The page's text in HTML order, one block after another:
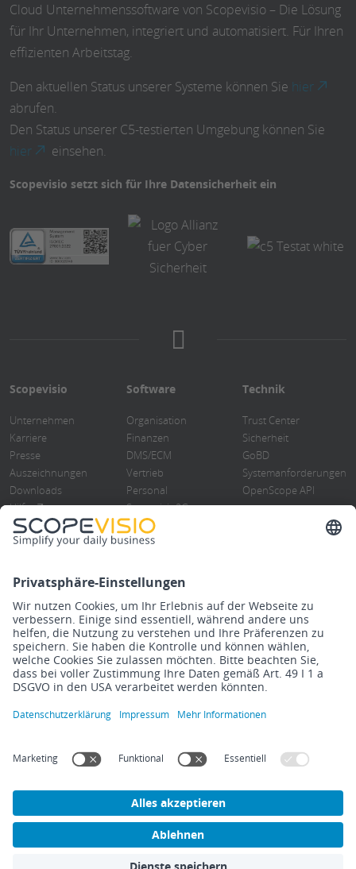
Cloud Unternehmenssoftware von Scopevisio – Die Lösung
für Ihr Unternehmen, integriert und automatisiert. Für Ihren
effizienten Arbeitstag.
Den aktuellen Status unserer Systeme können Sie hier
abrufen.
Den Status unserer C5-testierten Umgebung können Sie
hier
einsehen.
Scopevisio setzt sich für Ihre Datensicherheit ein
Scopevisio
Unternehmen
Karriere
Presse
Auszeichnungen
Downloads
Hilfe
Kontakt
Software
Organisation
Finanzen
DMS/ECM
Vertrieb
Personal
Scopevisio2Go
Cloud ERP-Software
Technik
Trust Center
Sicherheit
GoBD
Systemanforderungen
OpenScope API
Infos
Blog
Events
Newsletter
Steuerberater
Know How
Release Notes
Cloud Computing
Digitalisierung
DMS/Rebu
Finanzbuchhaltung
Impressum Datenschutzerklärung RechtlichesCookies
© 2026 Scopevisio AG – Made with ❤️ in Bonn